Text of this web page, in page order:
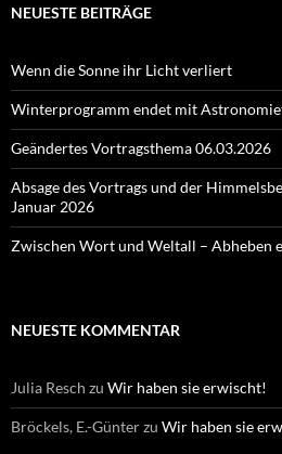
NEUESTE BEITRÄGE
Wenn die Sonne ihr Licht verliert
Winterprogramm endet mit
Geändertes Vortragsthema 06.03.2026
Absage des Vortrags und der
Januar 2026
Zwischen Wort und Weltall – Abheben
NEUESTE KOMMENTAR
Julia Resch zu Wir haben sie erwischt!
Bröckels, E.-Günterzu Wir haben sie